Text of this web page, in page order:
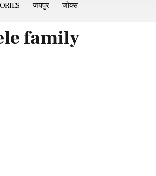
जयपुर जोक्स
family